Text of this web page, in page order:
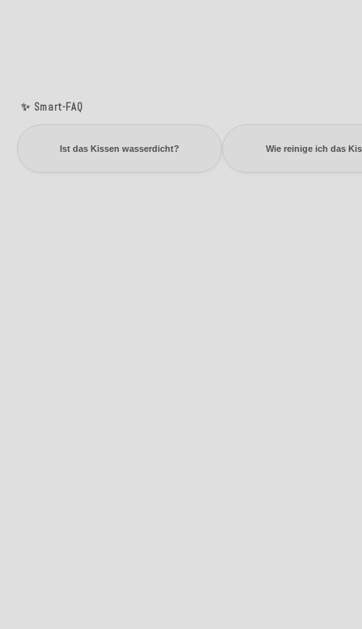
✨ Smart-FAQ
Ist das Kissen wasserdicht? Wie reinige ich das